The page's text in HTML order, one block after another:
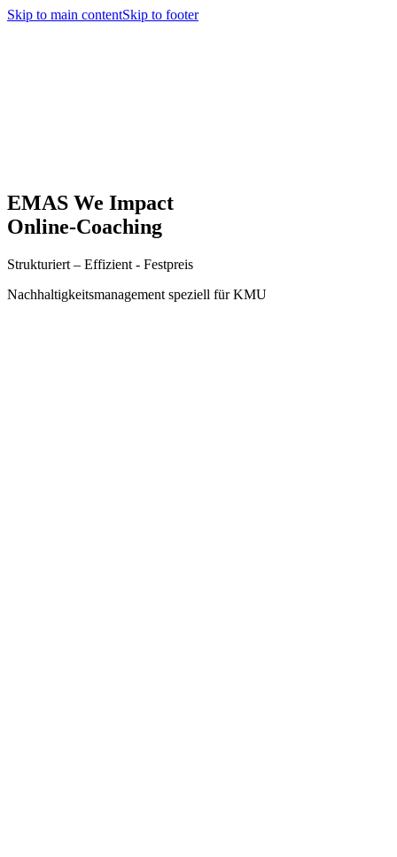
Skip to main contentSkip to footer
EMAS We Impact
Online-Coaching
Strukturiert – Effizient - Festpreis
Nachhaltigkeitsmanagement speziell für KMU